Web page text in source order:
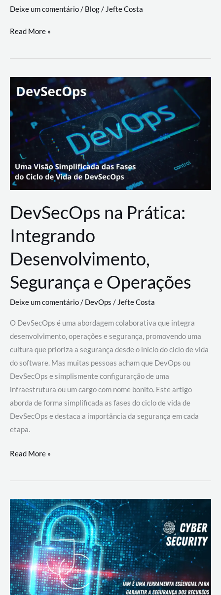
a
workflows
Deixe um comentário/ Blog/ Jefte Costa
teste
palyer
Lance
Rural
Read More »
DevSecOps na Prática:
Integrando
Desenvolvimento,
Segurança e Operações
Deixe um comentário/ DevOps /Jefte Costa
O DevSecOps é uma abordagem colaborativa que integra
desenvolvimento, operações e segurança, promovendo uma
cultura que prioriza a segurança desde o início do ciclo de vida
do software. Mas muitas pessoas acham que DevOps ou
DevSecOps e simplismente configurarção de uma
infraestrutura ou um cargo com nome bonito. Este artigo
aborda de forma simplificada as fases do ciclo de vida de
DevSecOps e destaca a importância da segurança em cada
etapa.
DevSecOps
Prática:
Desenvolvimento,
Segurança
e
Operações
Read More »